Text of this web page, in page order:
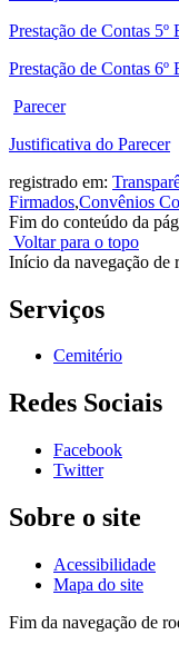
Prestação de Contas 5º
Prestação de Contas 6º
Parecer
Justificativa do Parecer
registrado em:
Firmados,Convênios
Fim do conteúdo da
Voltar para o topo
Início da navegação de
Serviços
Cemitério
Redes Sociais
Facebook
Twitter
Sobre o site
Acessibilidade
Mapa do site
Fim da navegação de